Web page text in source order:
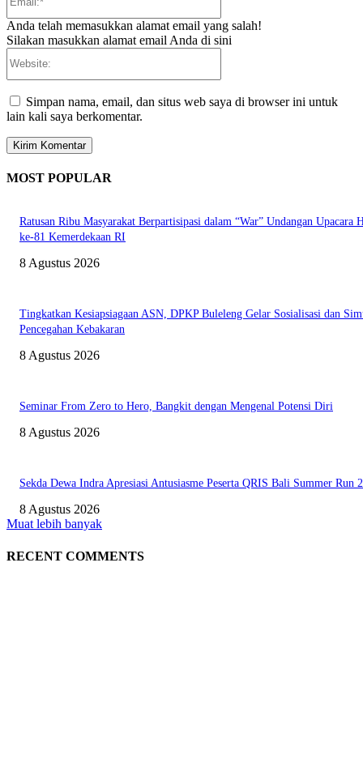
Anda telah memasukkan alamat email yang salah!
Silakan masukkan alamat email Anda di sini
Simpan nama, email, dan situs web saya di browser ini untuk
lain kali saya berkomentar.
MOST POPULAR
Ratusan Ribu Masyarakat Berpartisipasi dalam “War” Undangan Upacara
ke-81 Kemerdekaan RI
8 Agustus 2026
Tingkatkan Kesiapsiagaan ASN, DPKP Buleleng Gelar Sosialisasi dan
Pencegahan Kebakaran
8 Agustus 2026
Seminar From Zero to Hero, Bangkit dengan Mengenal Potensi Diri
8 Agustus 2026
Sekda Dewa Indra Apresiasi Antusiasme Peserta QRIS Bali Summer Run
8 Agustus 2026
Muat lebih banyak
RECENT COMMENTS